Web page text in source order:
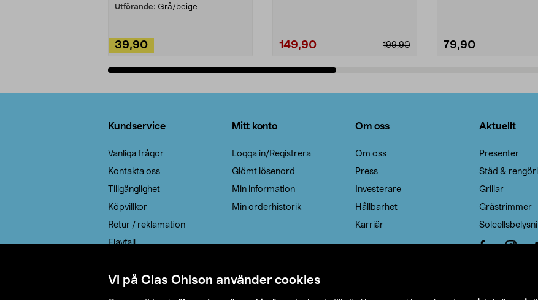
Vi på Clas Ohlson använder cookies
Utförande: Grå/beige
39,90 199,90
149,90 79,90
Kundservice
Vanliga frågor
Kontakta oss
Tillgänglighet
Köpvillkor
Retur / reklamation
Elavfall
Leveransalternativ
Mitt konto
Logga in/Registrera
Glömt lösenord
Min information
Min orderhistorik
Om oss
Om oss
Press
Investerare
Hållbarhet
Karriär
Aktuellt
Presenter
Städ &
Grillar
Grästrimmer